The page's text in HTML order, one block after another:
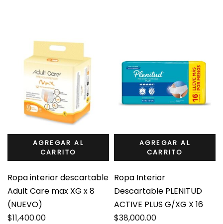
AGREGAR AL
CARRITO
Ropa interior descartable
Adult Care max XG x 8
(NUEVO)
$11,400.00
AGREGAR AL
CARRITO
Ropa Interior
Descartable PLENITUD
ACTIVE PLUS G/XG X 16
$38,000.00